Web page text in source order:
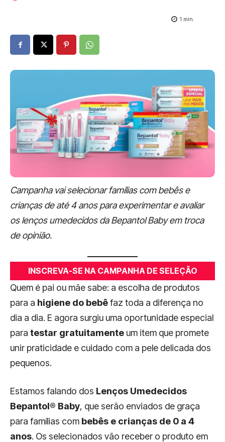
1 min.
Campanha vai selecionar famílias com bebês e
crianças de até 4 anos para experimentar e avaliar
os lenços umedecidos da Bepantol Baby em troca
de opinião.
INSCREVA-SE NA CAMPANHA DE SELEÇÃO
Quem é pai ou mãe sabe: a escolha de produtos
para a higiene do bebêfaz toda a diferença no
dia a dia. E agora surgiu uma oportunidade especial
para testar gratuitamente um item que promete
unir praticidade e cuidado com a pele delicada dos
pequenos.
Estamos falando dos Lenços Umedecidos
Bepantol® Baby, que serão enviados de graça
para famílias com bebês e crianças de 0 a 4
anos. Os selecionados vão receber o produto em